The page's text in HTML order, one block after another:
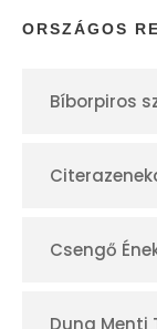
p
r
ORSZÁGOS
Bíborpiros
Csengő
Duna Menti